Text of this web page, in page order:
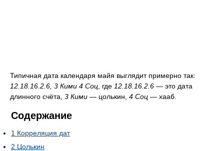
Типичная дата календаря майя выглядит примерно так:
12.18.16.2.6, 3 Кими 4 Соц , где 12.18.16.2.6 — это дата
длинного счёта, 3 Кими — цолькин, 4 Соц — хааб.
Содержание
1 Корреляция дат
2 Цолькин